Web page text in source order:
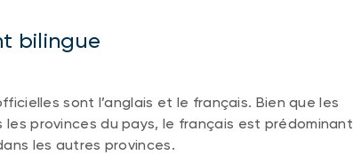
bilingue
sont l’anglais et le français. Bien que les
provinces du pays, le français est prédominant
les autres provinces.